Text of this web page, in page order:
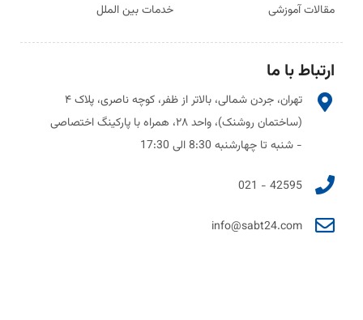
مقالات آموزشی
خدمات بین الملل
ارتباط با ما
تهران، جردن شمالی، بالاتر از ظفر، کوچه ناصری، پلاک ۴
(ساختمان روشنک)، واحد ۲۸، همراه با پارکینگ اختصاصی
- شنبه تا چهارشنبه 8:30 الی 17:30
42595 - 021
info@sabt24.com